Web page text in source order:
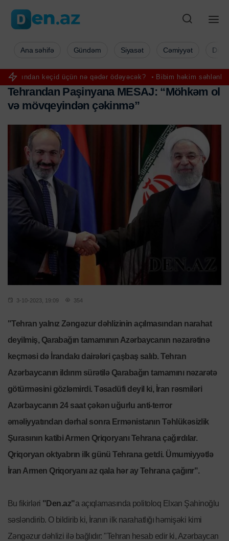
üçün nə qədər ödəyəcək? Bibim həkim səhlənkarlığının
Ana səhifə Gündəm Siyasət Cəmiyyət
Tehrandan Paşinyana MESAJ: “Möhkəm ol
və mövqeyindən çəkinmə”
3-10-2023, 19:09 354
"Tehran yalnız Zəngəzur dəhlizinin açılmasından narahat
deyilmiş, Qarabağın tamamının Azərbaycanın nəzarətinə
keçməsi də İrandakı dairələri çaşbaş salıb. Tehran
Azərbaycanın ildırım sürətilə Qarabağın tamamını nəzarətə
götürməsini gözləmirdi. Təsadüfi deyil ki, İran rəsmiləri
Azərbaycanın 24 saat çəkən uğurlu anti-terror
əməliyyatından dərhal sonra Ermənistanın Təhlükəsizlik
Şurasının katibi Armen Qriqoryanı Tehrana çağırdılar.
Qriqoryan oktyabrın ilk günü Tehrana getdi. Ümumiyyətlə
İran Armen Qriqoryanı az qala hər ay Tehrana çağırır".
Bu fikirləri "Den.az"a açıqlamasında politoloq Elxan Şahinoğlu
səsləndirib. O bildirib ki, İranın ilk narahatlığı həmişəki kimi
Zəngəzur dəhlizi ilə bağlıdır: "Tehran hesab edir ki, Azərbaycan